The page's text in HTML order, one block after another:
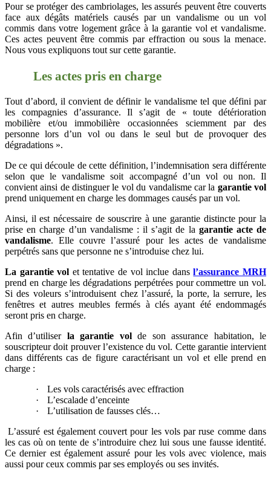
Pour se protéger des cambriolages, les assurés peuvent être couverts
face aux dégâts matériels causés par un vandalisme ou un vol
commis dans votre logement grâce à la garantie vol et vandalisme.
Ces actes peuvent être commis par effraction ou sous la menace.
Nous vous expliquons tout sur cette garantie.
Les actes pris en charge
Tout d’abord, il convient de définir le vandalisme tel que défini par
les compagnies d’assurance. Il s’agit de « toute détérioration
mobilière et/ou immobilière occasionnées sciemment par des
personne lors d’un vol ou dans le seul but de provoquer des
dégradations ».
De ce qui découle de cette définition, l’indemnisation sera différente
selon que le vandalisme soit accompagné d’un vol ou non. Il
convient ainsi de distinguer le vol du vandalisme car la garantie vol
prend uniquement en charge les dommages causés par un vol.
Ainsi, il est nécessaire de souscrire à une garantie distincte pour la
prise en charge d’un vandalisme : il s’agit de la garantie acte de
vandalisme. Elle couvre l’assuré pour les actes de vandalisme
perpétrés sans que personne ne s’introduise chez lui.
La garantie vol et tentative de vol inclue dansl’assurance MRH
prend en charge les dégradations perpétrées pour commettre un vol.
Si des voleurs s’introduisent chez l’assuré, la porte, la serrure, les
fenêtres et autres meubles fermés à clés ayant été endommagés
seront pris en charge.
Afin d’utiliser la garantie volde son assurance habitation, le
souscripteur doit prouver l’existence du vol. Cette garantie intervient
dans différents cas de figure caractérisant un vol et elle prend en
charge :
·
Les vols caractérisés avec effraction
·
L’escalade d’enceinte
·
L’utilisation de fausses clés…
L’assuré est également couvert pour les vols par ruse comme dans
les cas où on tente de s’introduire chez lui sous une fausse identité.
Ce dernier est également assuré pour les vols avec violence, mais
aussi pour ceux commis par ses employés ou ses invités.